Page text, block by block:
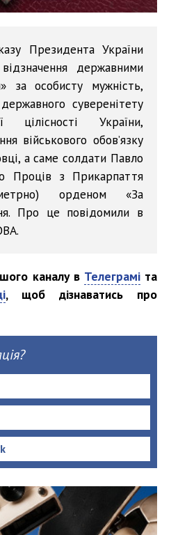
Президента України
державними
за особисту мужність,
суверенітету
цілісності України,
військового обов’язку
а саме солдати Павло
Проців з Прикарпаття
орденом «За
Про це повідомили в
каналу в Телеграміта
, щоб дізнаватись про